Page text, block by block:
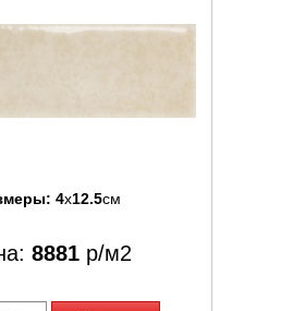
4x12.5см
8881 р/м2